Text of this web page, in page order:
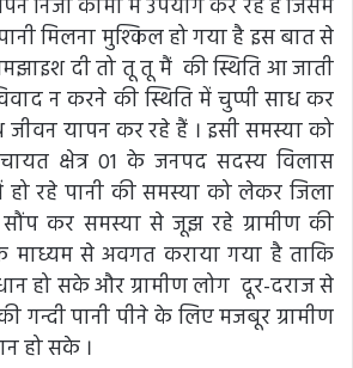
निजी कामों में उपयोग कर रहे हैं जिसमें
मिलना मुश्किल हो गया है इस बात से
दी तो तू तू मैं की स्थिति आ जाती
न करने की स्थिति में चुप्पी साध कर
यापन कर रहे हैं । इसी समस्या को
क्षेत्र 01 के जनपद सदस्य विलास
हो रहे पानी की समस्या को लेकर जिला
कर समस्या से जूझ रहे ग्रामीण की
से अवगत कराया गया है ताकि
हो सके और ग्रामीण लोग दूर-दराज से
गन्दी पानी पीने के लिए मजबूर ग्रामीण
हो सके ।